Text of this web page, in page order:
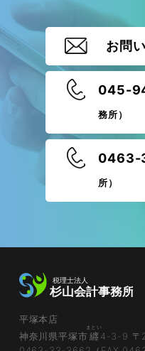
お問
045-
務所）
0463-
所）
平塚本店
神奈川県平塚市纒
まとい
4-3-9 〒